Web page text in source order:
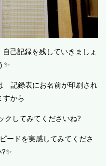
己記録を残していきましょ
✨
記録表にお名前が印刷され
すから
クしてみてくださいね?
ードを実感してみてくださ